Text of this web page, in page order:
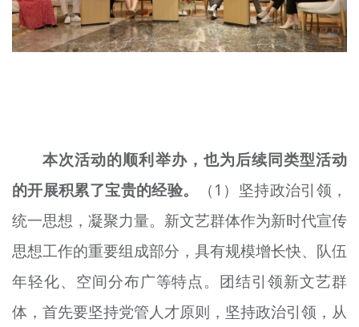
本次活动的顺利举办，也为后续同类型活动
的开展积累了宝贵的经验。
（1）坚持政治引领，
统一思想，凝聚力量。新文艺群体作为新时代宣传
思想工作的重要组成部分，具有规模增长快、队伍
年轻化、空间分布广等特点。团结引领新文艺群
体，首先要坚持党管人才原则，坚持政治引领，从